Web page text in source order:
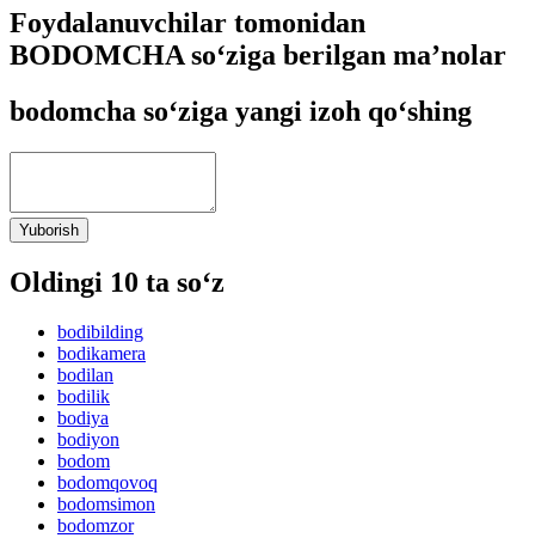
Foydalanuvchilar tomonidan
BODOMCHA so‘ziga berilgan ma’nolar
bodomcha so‘ziga yangi izoh qo‘shing
Yuborish
Oldingi 10 ta so‘z
bodibilding
bodikamera
bodilan
bodilik
bodiya
bodiyon
bodom
bodomqovoq
bodomsimon
bodomzor